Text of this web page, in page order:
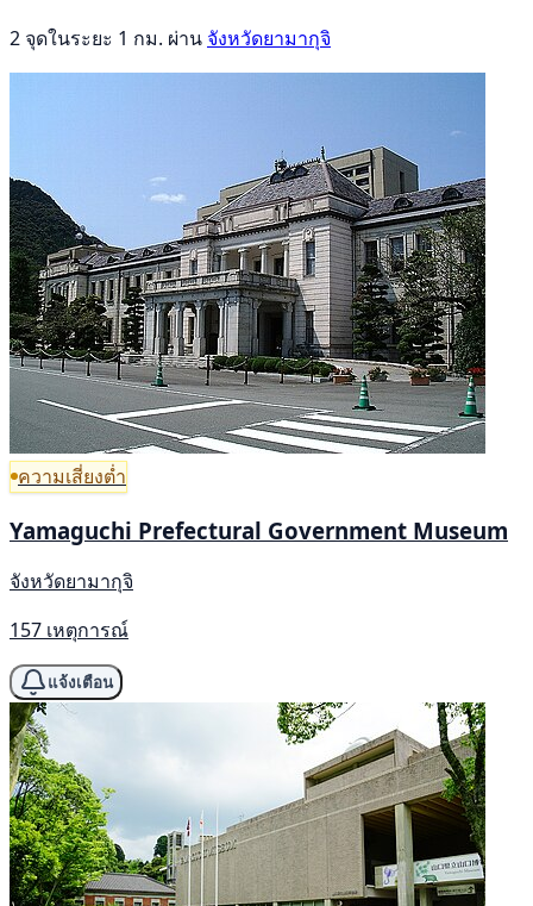
2 จุดในระยะ 1 กม. ผ่าน จังหวัดยามากุจิ
ความเสี่ยงต่ำ
Yamaguchi Prefectural Government Museum
จังหวัดยามากุจิ
157 เหตุการณ์
แจ้งเตือน